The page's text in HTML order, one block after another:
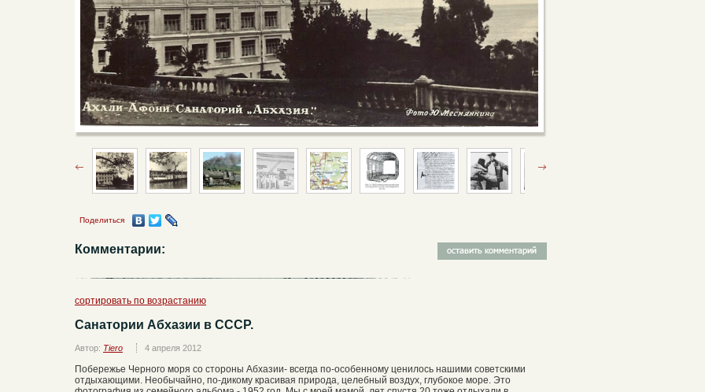
Поделиться
Комментарии:
сортировать по возрастанию
Санатории Абхазии в СССР.
Автор: Tiero 4 апреля 2012
Побережье Черного моря со стороны Абхазии- всегда по-особенному ценилось нашими советскими
отдыхающими. Необычайно, по-дикому красивая природа, целебный воздух, глубокое море. Это